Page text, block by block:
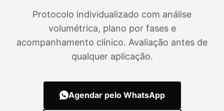
Protocolo individualizado com análise
volumétrica, plano por fases e
acompanhamento clínico. Avaliação antes de
qualquer aplicação.
Agendar pelo WhatsApp